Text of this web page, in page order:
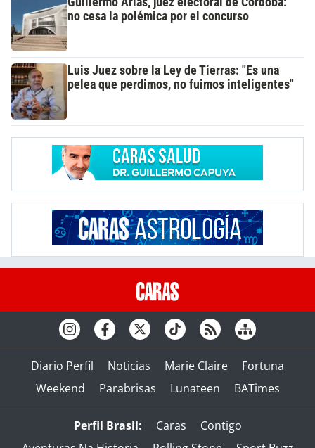
no cesa la polémica por el concurso
Luis Juez sobre la Ley de Tierras: "Es una
pelea que perdimos, no fuimos inteligentes"
Diario Perfil Noticias Marie Claire
Fortuna
Weekend
Parabrisas Lunateen BATimes
Perfil Brasil: Caras
Contigo